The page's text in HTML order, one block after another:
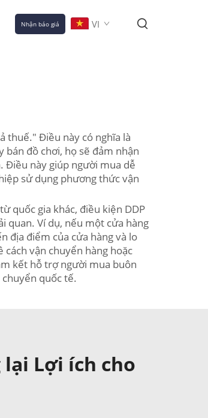
Nhận báo giá VI
thuế." Điều này có nghĩa là
đồ chơi, họ sẽ đảm nhận
Điều này giúp người mua dễ
sử dụng phương thức vận
quốc gia khác, điều kiện DDP
quan. Ví dụ, nếu một cửa hàng
địa điểm của cửa hàng và lo
vận chuyển hàng hoặc
kết hỗ trợ người mua buôn
quốc tế.
lại Lợi ích cho